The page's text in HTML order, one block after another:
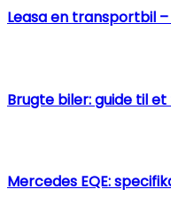
Leasa en transportbil
Brugte biler: guide til
Mercedes EQE: